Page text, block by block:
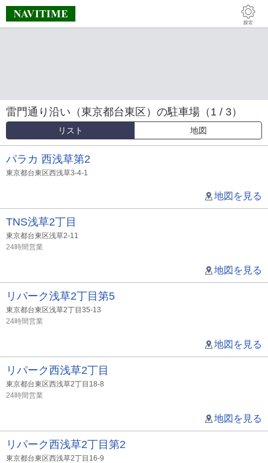
雷門通り沿い（東京都台東区）の駐車場（1 / 3）
リスト 地図
パラカ 西浅草第2
東京都台東区西浅草3-4-1
地図を見る
TNS浅草2丁目
東京都台東区浅草2-11
24時間営業
地図を見る
リパーク浅草2丁目第5
東京都台東区浅草2丁目35-13
24時間営業
地図を見る
リパーク西浅草2丁目
東京都台東区西浅草2丁目18-8
24時間営業
地図を見る
リパーク西浅草2丁目第2
東京都台東区西浅草2丁目16-9